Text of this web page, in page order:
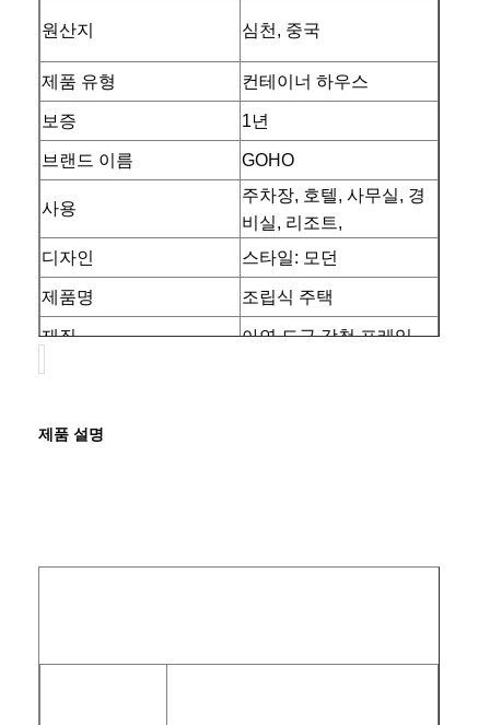
원산지 심천, 중국
제품 유형 컨테이너 하우스
보증 1년
브랜드 이름 GOHO
사용
주차장, 호텔, 사무실, 경
비실, 리조트,
디자인
스타일: 모던
제품명 조립식 주택
재질
아연 도금 강철 프레임
색상
인증
제품 설명